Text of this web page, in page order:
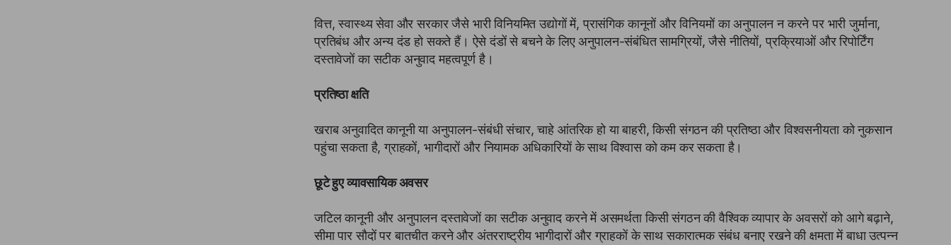
वित्त, स्वास्थ्य सेवा और सरकार जैसे भारी विनियमित उद्योगों में, प्रासंगिक कानूनों और विनियमों का अनुपालन न करने पर भारी जुर्माना,
प्रतिबंध और अन्य दंड हो सकते हैं। ऐसे दंडों से बचने के लिए अनुपालन-संबंधित सामग्रियों, जैसे नीतियों, प्रक्रियाओं और रिपोर्टिंग
दस्तावेजों का सटीक अनुवाद महत्वपूर्ण है।
प्रतिष्ठा क्षति
खराब अनुवादित कानूनी या अनुपालन-संबंधी संचार, चाहे आंतरिक हो या बाहरी, किसी संगठन की प्रतिष्ठा और विश्वसनीयता को नुकसान
पहुंचा सकता है, ग्राहकों, भागीदारों और नियामक अधिकारियों के साथ विश्वास को कम कर सकता है।
छूटे हुए व्यावसायिक अवसर
जटिल कानूनी और अनुपालन दस्तावेजों का सटीक अनुवाद करने में असमर्थता किसी संगठन की वैश्विक व्यापार के अवसरों को आगे बढ़ाने,
सीमा पार सौदों पर बातचीत करने और अंतरराष्ट्रीय भागीदारों और ग्राहकों के साथ सकारात्मक संबंध बनाए रखने की क्षमता में बाधा उत्पन्न